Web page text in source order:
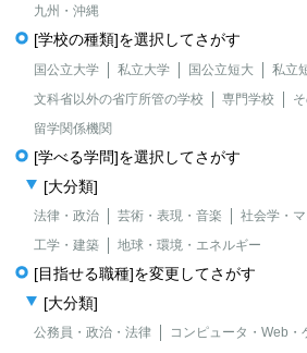
九州・沖縄
[学校の種類]を選択してさがす
国公立大学 私立大学 国公立短大 私立
文科省以外の省庁所管の学校
専門学校
留学関係機関
[学べる学問]を選択してさがす
[大分類]
法律・政治 芸術・表現・音楽
社会学・
工学・建築
地球・環境・エネルギー
[目指せる職種]を変更してさがす
[大分類]
公務員・政治・法律
コンピュータ・Web・